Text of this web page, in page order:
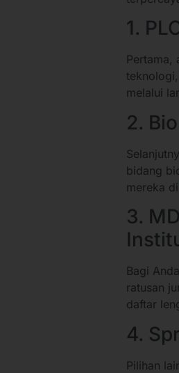
1.
Pertama,
melalui
2.
bidang
mereka di
3.
Bagi
ratusan
daftar
4.
Pilihan